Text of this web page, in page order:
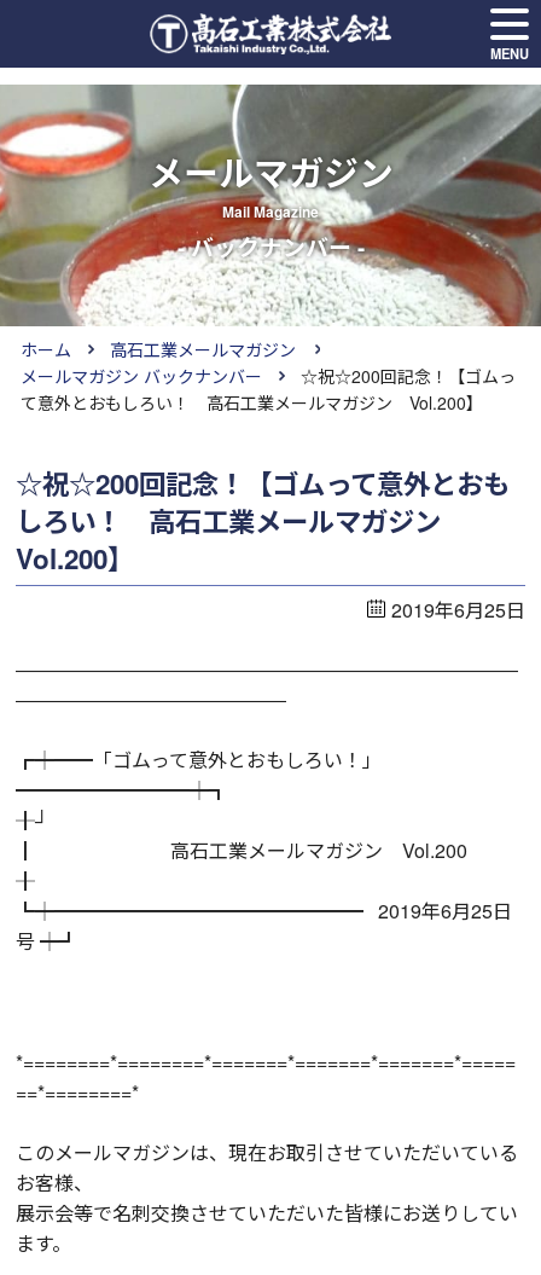
MENU
メールマガジン
Mail Magazine
- バックナンバー -
ホーム
高石工業メールマガジン
メールマガジン バックナンバー
☆祝☆200回記念！【ゴムっ
て意外とおもしろい！ 高石工業メールマガジン Vol.200】
☆祝☆200回記念！【ゴムって意外とおも
しろい！ 高石工業メールマガジン
Vol.200】
2019年6月25日
――――――――――――――――――――――――――
――――――――――――――
┏┿━━「ゴムって意外とおもしろい！」
━━━━━━━━━┿┓
╂┘
┃ 高石工業メールマガジン Vol.200
╂
┗┿━━━━━━━━━━━━━━━━ 2019年6月25日
号 ┿┛
*========*========*=======*=======*=======*=====
==*========*
このメールマガジンは、現在お取引させていただいている
お客様、
展示会等で名刺交換させていただいた皆様にお送りしてい
ます。